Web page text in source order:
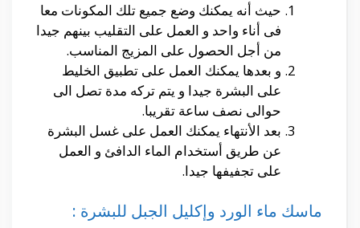
حيث أنه يمكنك وضع جميع تلك المكونات معا
فى أناء واحد و العمل على التقليب بينهم جيدا
من أجل الحصول على المزيج المناسب.
و بعدها يمكنك العمل على تطبيق الخليط
على البشرة جيدا و يتم تركه مدة تصل الى
حوالى نصف ساعة تقريبا.
بعد الأنتهاء يمكنك العمل على غسل البشرة
عن طريق أستخدام الماء الدافئ و العمل
على تجفيفها جيدا.
ماسك ماء الورد وإكليل الجبل للبشرة :